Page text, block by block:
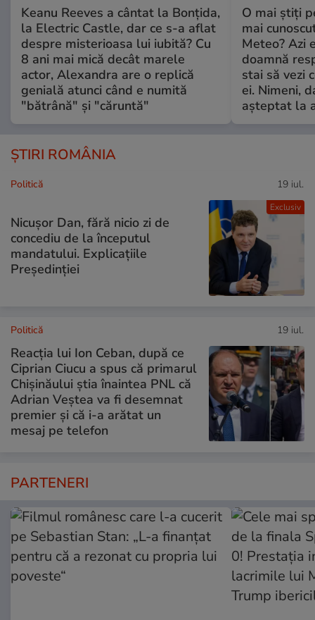
Keanu Reeves a cântat la Bonțida,
la Electric Castle, dar ce s-a aflat
despre misterioasa lui iubită? Cu
8 ani mai mică decât marele
actor, Alexandra are o replică
genială atunci când e numită
"bătrână" și "căruntă"
O mai știți
mai
Meteo? Azi
doamnă
stai să vezi
ei. Nimeni,
așteptat la
ȘTIRI ROMÂNIA
Exclusiv
Politică 19 iul.
Nicușor Dan, fără nicio zi de
concediu de la începutul
mandatului. Explicațiile
Președinției
Politică 19 iul.
Reacția lui Ion Ceban, după ce
Ciprian Ciucu a spus că primarul
Chișinăului știa înaintea PNL că
Adrian Veștea va fi desemnat
premier și că i-a arătat un
mesaj pe telefon
PARTENERI